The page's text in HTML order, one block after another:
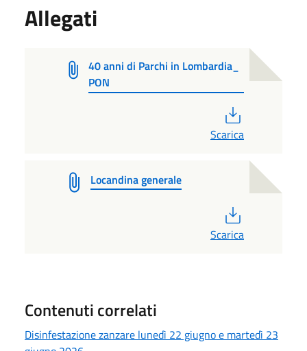
Allegati
40 anni di Parchi in Lombardia_
PON
Scarica
Locandina generale
Scarica
Contenuti correlati
Disinfestazione zanzare lunedì 22 giugno e martedì 23